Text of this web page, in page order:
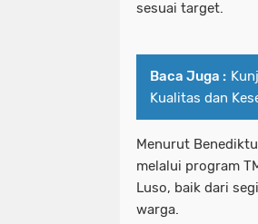
sesuai target.
Baca Juga :
Kualitas dan
Menurut
melalui program
Luso, baik dari
warga.